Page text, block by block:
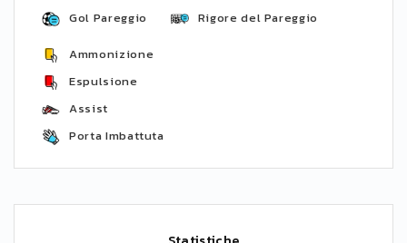
Gol Pareggio
Rigore del Pareggio
Ammonizione
Espulsione
Assist
Porta Imbattuta